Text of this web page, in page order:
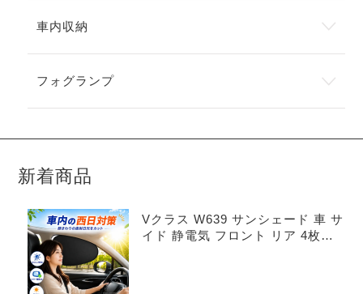
車内収納
フォグランプ
新着商品
Vクラス W639 サンシェード 車 サ
イド 静電気 フロント リア 4枚セ